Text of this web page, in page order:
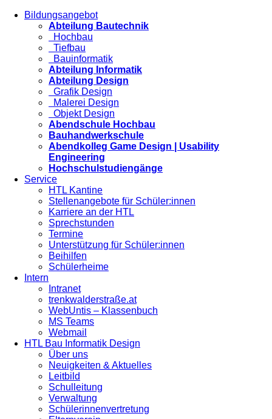
Bildungsangebot
Abteilung Bautechnik
Hochbau
Tiefbau
Bauinformatik
Abteilung Informatik
Abteilung Design
Grafik Design
Malerei Design
Objekt Design
Abendschule Hochbau
Bauhandwerkschule
Abendkolleg Game Design | Usability
Engineering
Hochschulstudiengänge
Service
HTL Kantine
Stellenangebote für Schüler:innen
Karriere an der HTL
Sprechstunden
Termine
Unterstützung für Schüler:innen
Beihilfen
Schülerheime
Intern
Intranet
trenkwalderstraße.at
WebUntis – Klassenbuch
MS Teams
Webmail
HTL Bau Informatik Design
Über uns
Neuigkeiten & Aktuelles
Leitbild
Schulleitung
Verwaltung
Schülerinnenvertretung